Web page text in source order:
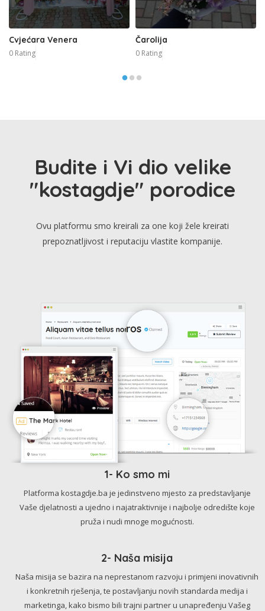
Cvjećara Venera
0 Rating
Čarolija
0 Rating
Budite i Vi dio velike
"kostagdje" porodice
Ovu platformu smo kreirali za one koji žele kreirati
prepoznatljivost i reputaciju vlastite kompanije.
1- Ko smo mi
Platforma kostagdje.ba je jedinstveno mjesto za predstavljanje
Vaše djelatnosti a ujedno i najatraktivnije i najbolje odredište koje
pruža i nudi mnoge mogućnosti.
2- Naša misija
Naša misija se bazira na neprestanom razvoju i primjeni inovativnih
i konkretnih rješenja, te postavljanju novih standarda medija i
marketinga, kako bismo bili trajni partner u unapređenju Vašeg